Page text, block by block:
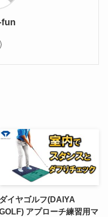
ダイヤゴルフ(DAIYA
アプローチ練習用マ